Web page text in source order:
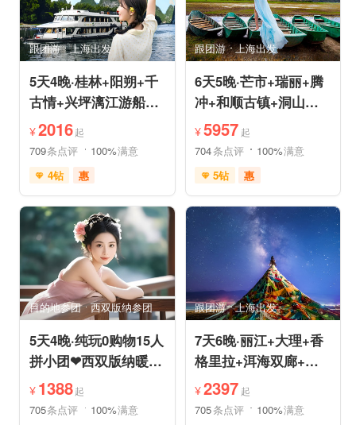
跟团游 上海出发
5天4晚·桂林+阳朔+千
古情+兴坪漓江游船
+古东森林瀑布+十里
画廊
¥2016起
709条点评 100%满意
4钻
惠
免费接送机
世界遗产
雪山之旅
森林草原
行车时长短
祈福之旅
赏花之旅
目的地参团 西双版纳参团
5天4晚·纯玩0购物15人
拼小团❤西双版纳暖冬
爆品❤品牌温德姆·亲
子游
¥ 1388起
705条点评 100%满意
跟团游 上海出发
6天5晚·芒市+瑞丽+腾
冲+和顺古镇+洞山温
泉+中缅姐告国门跟团
游
¥5957 起
704条点评 100%满意
5钻
惠
充足自由时间
免费接送机
休闲游
祈福之旅
赏花之旅
跟团游 上海出发
7天6晚·丽江+大理+香
格里拉+洱海双廊+虎
跳峡跟团游
¥2397 起
705条点评 100%满意